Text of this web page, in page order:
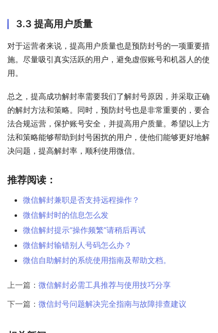
3.3 提高用户质量
对于运营者来说，提高用户质量也是预防封号的一项重要措
施。尽量吸引真实活跃的用户，避免虚假账号和机器人的使
用。
总之，提高成功解封率需要我们了解封号原因，并采取正确
的解封方法和策略。同时，预防封号也是非常重要的，要合
法合规运营，保护账号安全，并提高用户质量。希望以上方
法和策略能够帮助到封号困扰的用户，使他们能够更好地解
决问题，提高解封率，顺利使用微信。
推荐阅读：
微信解封兼职是否支持远程操作？
微信解封时的信息怎么发
微信解封提示“操作频繁”请稍后再试
微信解封输错别人号码怎么办？
微信自助解封的系统使用指南及帮助文档。
上一篇： 微信解封必需工具推荐与使用技巧分享
下一篇： 微信封号问题解决完全指南与故障排查建议